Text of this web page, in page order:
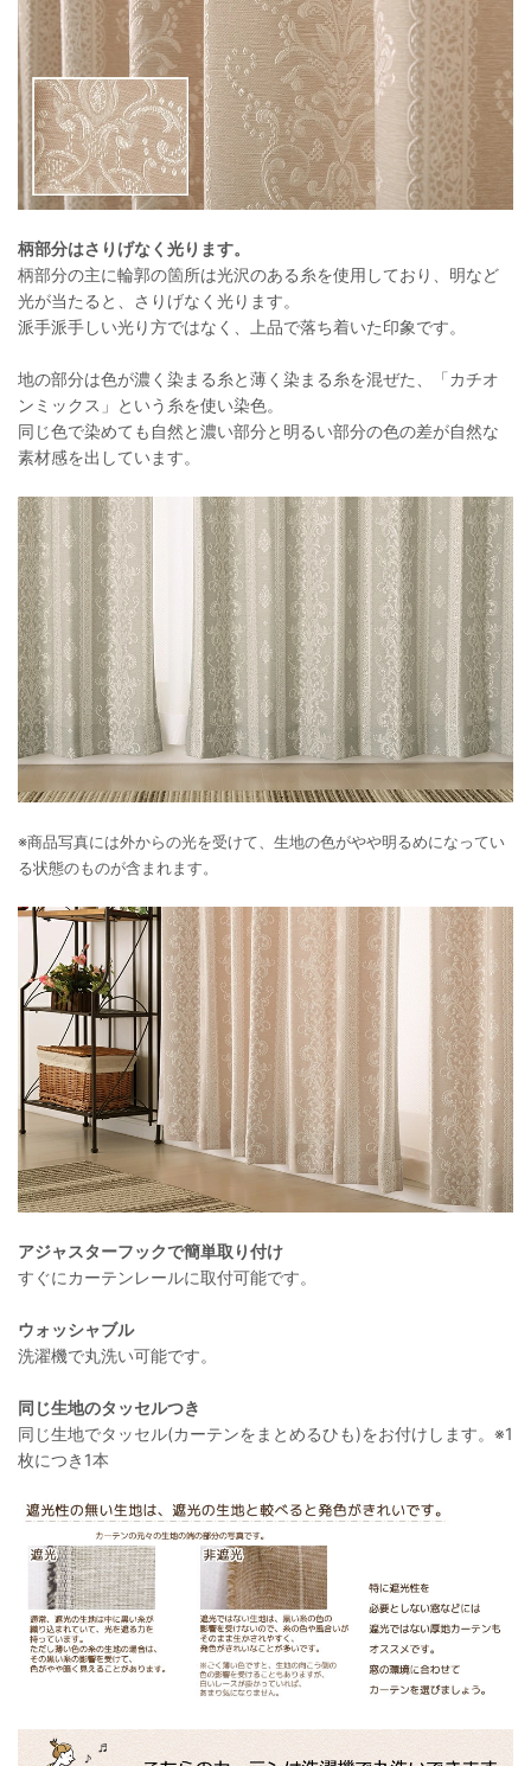
柄部分はさりげなく光ります。
柄部分の主に輪郭の箇所は光沢のある糸を使用しており、明など
光が当たると、さりげなく光ります。
派手派手しい光り方ではなく、上品で落ち着いた印象です。
地の部分は色が濃く染まる糸と薄く染まる糸を混ぜた、「カチオ
ンミックス」という糸を使い染色。
同じ色で染めても自然と濃い部分と明るい部分の色の差が自然な
素材感を出しています。
※商品写真には外からの光を受けて、生地の色がやや明るめになってい
る状態のものが含まれます。
アジャスターフックで簡単取り付け
すぐにカーテンレールに取付可能です。
ウォッシャブル
洗濯機で丸洗い可能です。
同じ生地のタッセルつき
同じ生地でタッセル(カーテンをまとめるひも)をお付けします。※1
枚につき1本